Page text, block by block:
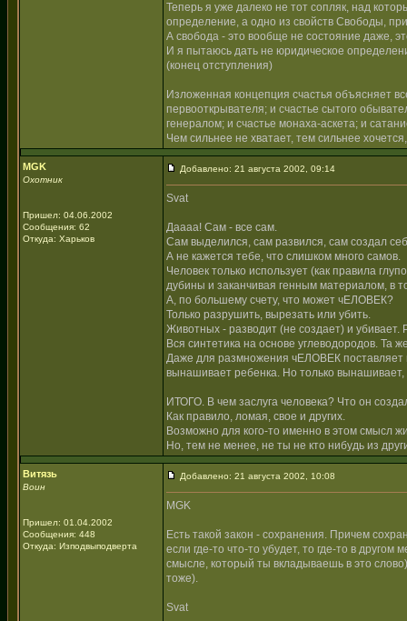
Теперь я уже далеко не тот сопляк, над
определение, а одно из свойств Свободы,
А свобода - это вообще не состояние даже,
И я пытаюсь дать не юридическое
(конец отступления)
Изложенная концепция счастья объясняет
первооткрывателя; и счастье сытого
генералом; и счастье монаха-аскета; и
Чем сильнее не хватает, тем сильнее
MGK
Охотник
Пришел: 04.06.2002
Сообщения: 62
Откуда: Харьков
Добавлено: 21 августа 2002, 09:14
Svat
Даааа! Сам - все сам.
Сам выделился, сам развился, сам создал
А не кажется тебе, что слишком много самов.
Человек только использует (как правила
дубины и заканчивая генным материалом, в
А, по большему счету, что может чЕЛОВЕК?
Только разрушить, вырезать или убить.
Животных - разводит (не создает) и убивает.
Вся синтетика на основе углеводородов. Та
Даже для размножения чЕЛОВЕК поставляет
вынашивает ребенка. Но только вынашивает,
ИТОГО. В чем заслуга человека? Что он
Как правило, ломая, свое и других.
Возможно для кого-то именно в этом смысл
Но, тем не менее, не ты не кто нибудь из
Витязь
Воин
Пришел: 01.04.2002
Сообщения: 448
Откуда: Изподвыподверта
Добавлено: 21 августа 2002, 10:08
MGK
Есть такой закон - сохранения. Причем
если где-то что-то убудет, то где-то в
смысле, который ты вкладываешь в это
тоже).
Svat